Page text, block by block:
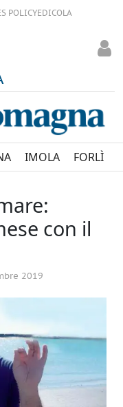
POLICYEDICOLA
IMOLA FORLÌ
con il
2019